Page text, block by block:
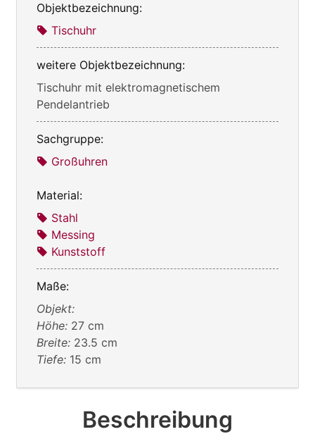
Objektbezeichnung:
Tischuhr
weitere Objektbezeichnung:
Tischuhr mit elektromagnetischem
Pendelantrieb
Sachgruppe:
Großuhren
Material:
Stahl
Messing
Kunststoff
Maße:
Objekt:
Höhe: 27 cm
Breite: 23.5 cm
Tiefe: 15 cm
Beschreibung